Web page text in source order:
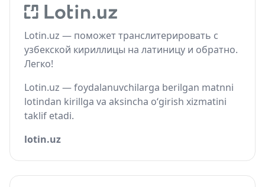
Lotin.uz — поможет транслитерировать с
узбекской кириллицы на латиницу и обратно.
Легко!
Lotin.uz — foydalanuvchilarga berilgan matnni
lotindan kirillga va aksincha o‘girish xizmatini
taklif etadi.
lotin.uz